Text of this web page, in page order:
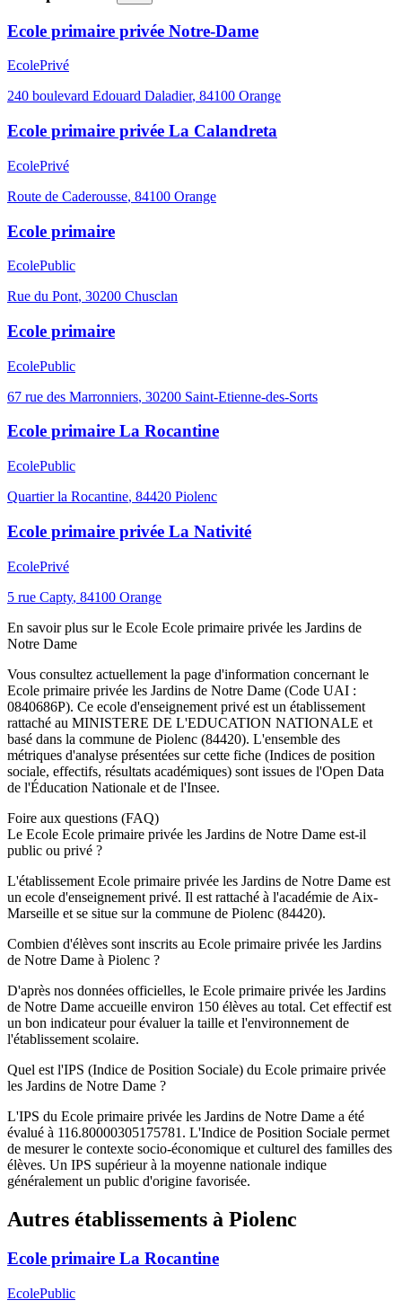
Ecole primaire privée Notre-Dame
EcolePrivé
240 boulevard Edouard Daladier, 84100 Orange
Ecole primaire privée La Calandreta
EcolePrivé
Route de Caderousse, 84100 Orange
Ecole primaire
EcolePublic
Rue du Pont, 30200 Chusclan
Ecole primaire
EcolePublic
67 rue des Marronniers, 30200 Saint-Etienne-des-Sorts
Ecole primaire La Rocantine
EcolePublic
Quartier la Rocantine, 84420 Piolenc
Ecole primaire privée La Nativité
EcolePrivé
5 rue Capty, 84100 Orange
En savoir plus sur le Ecole Ecole primaire privée les Jardins de
Notre Dame
Vous consultez actuellement la page d'information concernant le
Ecole primaire privée les Jardins de Notre Dame (Code UAI :
0840686P). Ce ecole d'enseignement privé est un établissement
rattaché au MINISTERE DE L'EDUCATION NATIONALE et
basé dans la commune de Piolenc (84420). L'ensemble des
métriques d'analyse présentées sur cette fiche (Indices de position
sociale, effectifs, résultats académiques) sont issues de l'Open Data
de l'Éducation Nationale et de l'Insee.
Foire aux questions (FAQ)
Le Ecole Ecole primaire privée les Jardins de Notre Dame est-il
public ou privé ?
L'établissement Ecole primaire privée les Jardins de Notre Dame est
un ecole d'enseignement privé. Il est rattaché à l'académie de Aix-
Marseille et se situe sur la commune de Piolenc (84420).
Combien d'élèves sont inscrits au Ecole primaire privée les Jardins
de Notre Dame à Piolenc ?
D'après nos données officielles, le Ecole primaire privée les Jardins
de Notre Dame accueille environ 150 élèves au total. Cet effectif est
un bon indicateur pour évaluer la taille et l'environnement de
l'établissement scolaire.
Quel est l'IPS (Indice de Position Sociale) du Ecole primaire privée
les Jardins de Notre Dame ?
L'IPS du Ecole primaire privée les Jardins de Notre Dame a été
évalué à 116.80000305175781. L'Indice de Position Sociale permet
de mesurer le contexte socio-économique et culturel des familles des
élèves. Un IPS supérieur à la moyenne nationale indique
généralement un public d'origine favorisée.
Autres établissements à Piolenc
Ecole primaire La Rocantine
EcolePublic